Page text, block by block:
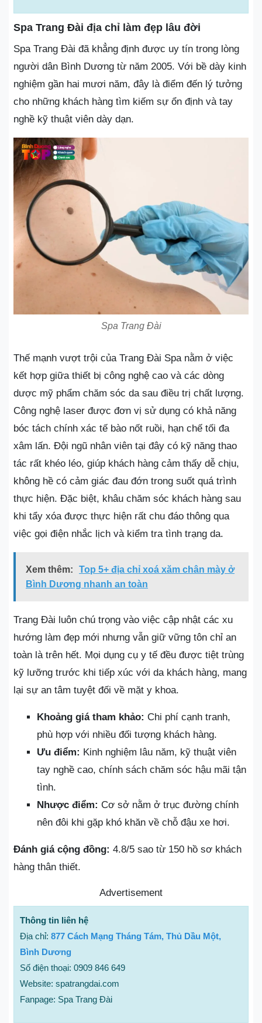
Spa Trang Đài địa chỉ làm đẹp lâu đời
Spa Trang Đài đã khẳng định được uy tín trong lòng
người dân Bình Dương từ năm 2005. Với bề dày kinh
nghiệm gần hai mươi năm, đây là điểm đến lý tưởng
cho những khách hàng tìm kiếm sự ổn định và tay
nghề kỹ thuật viên dày dạn.
Spa Trang Đài
Thế mạnh vượt trội của Trang Đài Spa nằm ở việc
kết hợp giữa thiết bị công nghệ cao và các dòng
dược mỹ phẩm chăm sóc da sau điều trị chất lượng.
Công nghệ laser được đơn vị sử dụng có khả năng
bóc tách chính xác tế bào nốt ruồi, hạn chế tối đa
xâm lấn. Đội ngũ nhân viên tại đây có kỹ năng thao
tác rất khéo léo, giúp khách hàng cảm thấy dễ chịu,
không hề có cảm giác đau đớn trong suốt quá trình
thực hiện. Đặc biệt, khâu chăm sóc khách hàng sau
khi tẩy xóa được thực hiện rất chu đáo thông qua
việc gọi điện nhắc lịch và kiểm tra tình trạng da.
Xem thêm:
Top 5+ địa chỉ xoá xăm chân mày ở
Bình Dương nhanh an toàn
Trang Đài luôn chú trọng vào việc cập nhật các xu
hướng làm đẹp mới nhưng vẫn giữ vững tôn chỉ an
toàn là trên hết. Mọi dụng cụ y tế đều được tiệt trùng
kỹ lưỡng trước khi tiếp xúc với da khách hàng, mang
lại sự an tâm tuyệt đối về mặt y khoa.
Khoảng giá tham khảo: Chi phí cạnh tranh,
phù hợp với nhiều đối tượng khách hàng.
Ưu điểm: Kinh nghiệm lâu năm, kỹ thuật viên
tay nghề cao, chính sách chăm sóc hậu mãi tận
tình.
Nhược điểm: Cơ sở nằm ở trục đường chính
nên đôi khi gặp khó khăn về chỗ đậu xe hơi.
Đánh giá cộng đồng: 4.8/5 sao từ 150 hồ sơ khách
hàng thân thiết.
Advertisement
Thông tin liên hệ
Địa chỉ: 877 Cách Mạng Tháng Tám, Thủ Dầu Một,
Bình Dương
Số điện thoại: 0909 846 649
Website: spatrangdai.com
Fanpage: Spa Trang Đài